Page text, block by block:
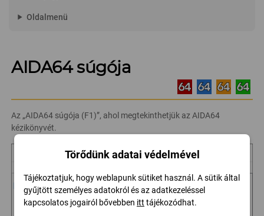
play_arrow Oldalmenü
AIDA64 súgója
Az „AIDA64 súgója (F1)”, ahol megtekinthetjük az AIDA64
kézikönyvét.
Törődünk adatai védelmével
Tájékoztatjuk, hogy weblapunk sütiket használ. A sütik által
gyűjtött személyes adatokról és az adatkezeléssel
kapcsolatos jogairól bővebben itt tájékozódhat.